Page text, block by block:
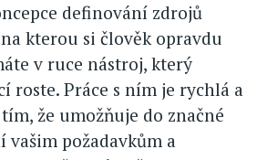
definování zdrojů
kterou si člověk opravdu
v ruce nástroj, který
roste. Práce s ním je rychlá a
že umožňuje do značné
vašim požadavkům a